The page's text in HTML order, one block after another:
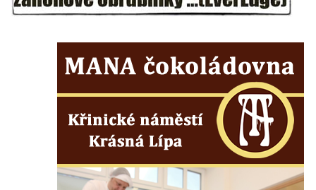
domě čp. 37 v ulici Betlém v Římově
Socha vodníka v Plavu
Třebušíně
Pamětní deska Johanna Nepomuka
Fischera na domě čp. 5/16 na třídě 9.
Pamětní deska Johanna Neumanna